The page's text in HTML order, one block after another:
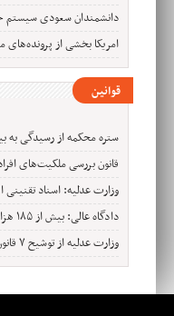
دانشمندان سعودی سیستم
امریکا بخشی از پرونده‌های
قوانین
ستره محکمه از رسیدگی به بیش از ۲۶۲ هزار
قانون بررسی ملکیت‌های
وزارت عدلیه: اسناد
دادگاه عالی: بیش از ۱۸۵ هزار پرونده حل و فصل شد
وزارت عدلیه از توشیح ۷ قانون خبر داد